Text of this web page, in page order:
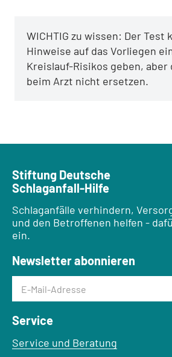
WICHTIG zu wissen: Der Test
Hinweise auf das Vorliegen
Kreislauf-Risikos geben, aber
beim Arzt nicht ersetzen.
Stiftung Deutsche
Schlaganfall-Hilfe
Schlaganfälle verhindern,
und den Betroffenen helfen -
ein.
Newsletter abonnieren
E-Mail-Adresse
Service
Service und Beratung